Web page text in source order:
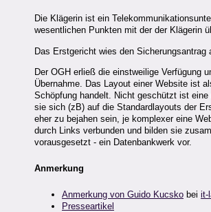
Die Klägerin ist ein
wesentlichen Punkten mit der der Klägerin
Das Erstgericht wies den
Der OGH erließ die einstweilige Verfügung
Übernahme. Das Layout einer Website ist
Schöpfung handelt. Nicht geschützt ist
sie sich (zB) auf die Standardlayouts der
eher zu bejahen sein, je komplexer eine
durch Links verbunden und bilden sie
vorausgesetzt - ein Datenbankwerk vor.
Anmerkung
Anmerkung von Guido Kucsko bei it-
Presseartikel